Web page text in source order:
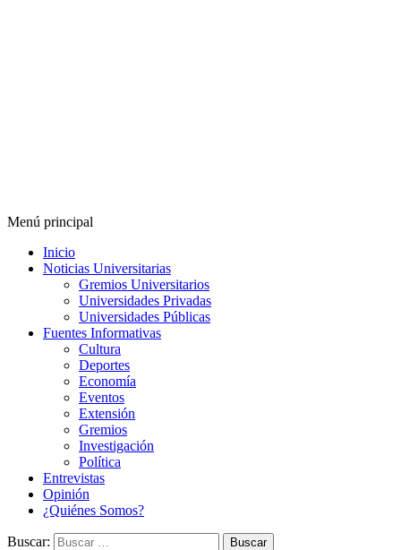
Menú principal
Inicio
Noticias Universitarias
Gremios Universitarios
Universidades Privadas
Universidades Públicas
Fuentes Informativas
Cultura
Deportes
Economía
Eventos
Extensión
Gremios
Investigación
Política
Entrevistas
Opinión
¿Quiénes Somos?
Buscar: